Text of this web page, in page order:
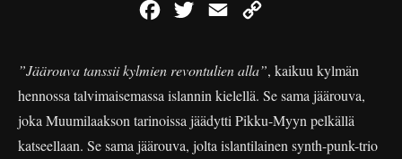
FacebookTwitterEmail
”Jäärouva tanssii kylmien revontulien alla”, kaikuu kylmän
hennossa talvimaisemassa islannin kielellä. Se sama jäärouva,
joka Muumilaakson tarinoissa jäädytti Pikku-Myyn pelkällä
katseellaan. Se sama jäärouva, jolta islantilainen synth-punk-trio